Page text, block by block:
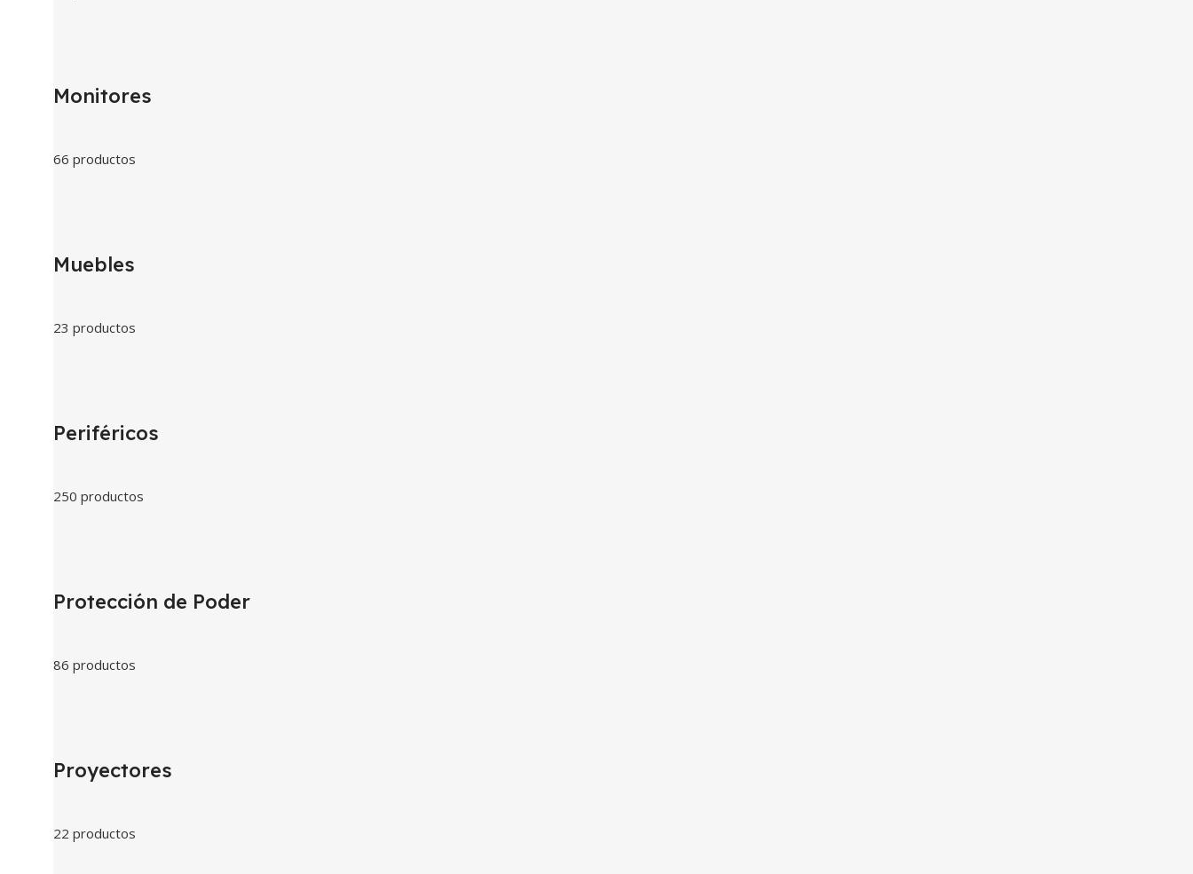
Monitores
66 productos
Muebles
23 productos
Periféricos
250 productos
Protección de Poder
86 productos
Proyectores
22 productos